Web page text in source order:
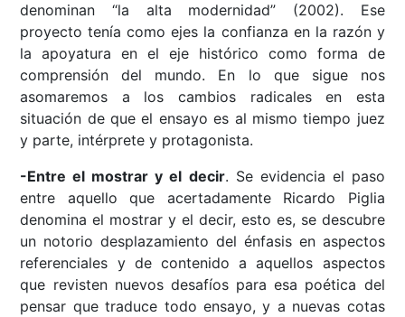
denominan “la alta modernidad” (2002). Ese
proyecto tenía como ejes la confianza en la razón y
la apoyatura en el eje histórico como forma de
comprensión del mundo. En lo que sigue nos
asomaremos a los cambios radicales en esta
situación de que el ensayo es al mismo tiempo juez
y parte, intérprete y protagonista.
-Entre el mostrar y el decir. Se evidencia el paso
entre aquello que acertadamente Ricardo Piglia
denomina el mostrar y el decir, esto es, se descubre
un notorio desplazamiento del énfasis en aspectos
referenciales y de contenido a aquellos aspectos
que revisten nuevos desafíos para esa poética del
pensar que traduce todo ensayo, y a nuevas cotas